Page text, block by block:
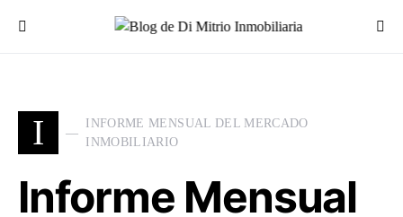
Buscar por:
I
INFORME MENSUAL DEL MERCADO
INMOBILIARIO
Informe Mensual